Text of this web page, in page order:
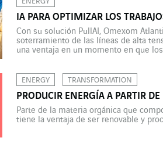
IA PARA OPTIMIZAR LOS
Con su solución PullAI, Omexom
soterramiento de las líneas de alta
una ventaja en un momento en que
ENERGY TRANSFORMATION
PRODUCIR ENERGÍA A PARTIR
Parte de la materia orgánica que
tiene la ventaja de ser renovable y